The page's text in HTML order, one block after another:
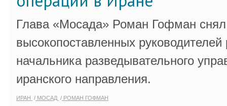
Глава «Мосада» Роман Гофман снял
высокопоставленных
начальника разведывательного
иранского направления.
ИРАН МОСАД РОМАН ГОФМАН